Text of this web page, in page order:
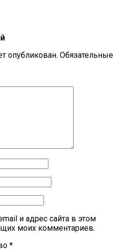
опубликован. Обязательные
и адрес сайта в этом
моих комментариев.
*